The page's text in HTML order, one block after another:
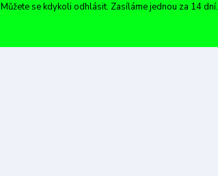
Můžete se kdykoli odhlásit. Zasíláme jednou za 14 dní.